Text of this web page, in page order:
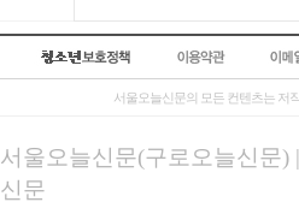
서울오늘신문의 모든 컨텐츠는 저
서울오늘신문(구로오늘신문)
신문